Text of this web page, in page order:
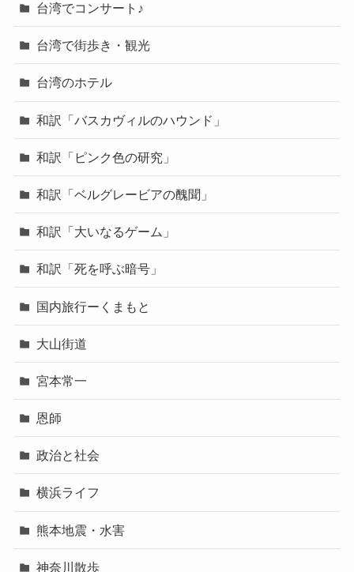
台湾でコンサート♪
台湾で街歩き・観光
台湾のホテル
和訳「バスカヴィルのハウンド」
和訳「ピンク色の研究」
和訳「ベルグレービアの醜聞」
和訳「大いなるゲーム」
和訳「死を呼ぶ暗号」
国内旅行ーくまもと
大山街道
宮本常一
恩師
政治と社会
横浜ライフ
熊本地震・水害
神奈川散歩